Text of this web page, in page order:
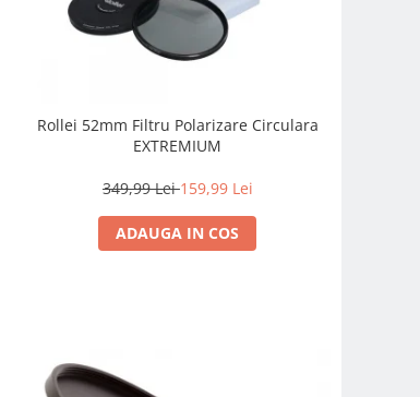
Rollei 52mm Filtru Polarizare Circulara
EXTREMIUM
349,99 Lei159,99 Lei
ADAUGA IN COS